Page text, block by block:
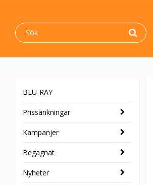
BLU-RAY
Prissänkningar
Kampanjer
Begagnat
Nyheter